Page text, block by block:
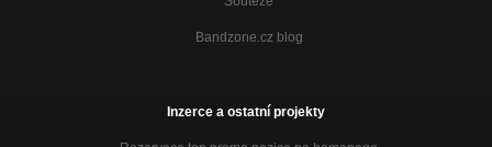
Bandzone.cz blog
Inzerce a ostatní projekty